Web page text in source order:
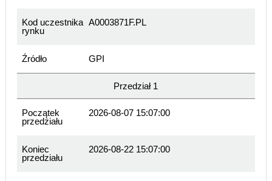
Kod uczestnika
rynku
A0003871F.PL
Źródło GPI
Przedział 1
Początek
przedziału
2026-08-07 15:07:00
Koniec
przedziału
2026-08-22 15:07:00